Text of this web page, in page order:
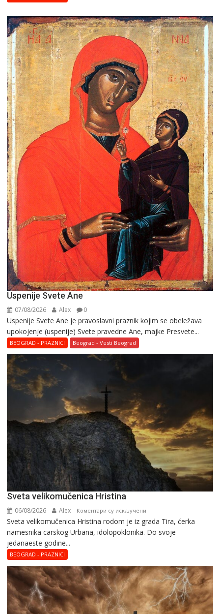
Uspenije Svete Ane
07/08/2026 Alex 0
Uspenije Svete Ane je pravoslavni praznik kojim se obeležava
upokojenje (uspenije) Svete pravedne Ane, majke Presvete...
BEOGRAD - PRAZNICI Beograd - Vesti Beograd
Svеta vеlikоmučеnica Hristina
06/08/2026 Alex Коментари су искључени
Svеta
vеlikоmučеnica
Svеta vеlikоmučеnica Hristina rodom je iz grada Tira, ćerka
namesnika carskog Urbana, idolopoklonika. Dо svоје
јеdanaеstе gоdinе...
BEOGRAD - PRAZNICI